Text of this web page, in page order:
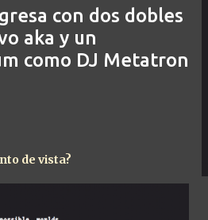
con dos dobles
aka y un
como DJ Metatron
de vista?